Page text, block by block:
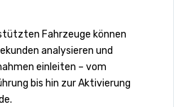
Fahrzeuge können
analysieren und
einleiten – vom
bis hin zur Aktivierung